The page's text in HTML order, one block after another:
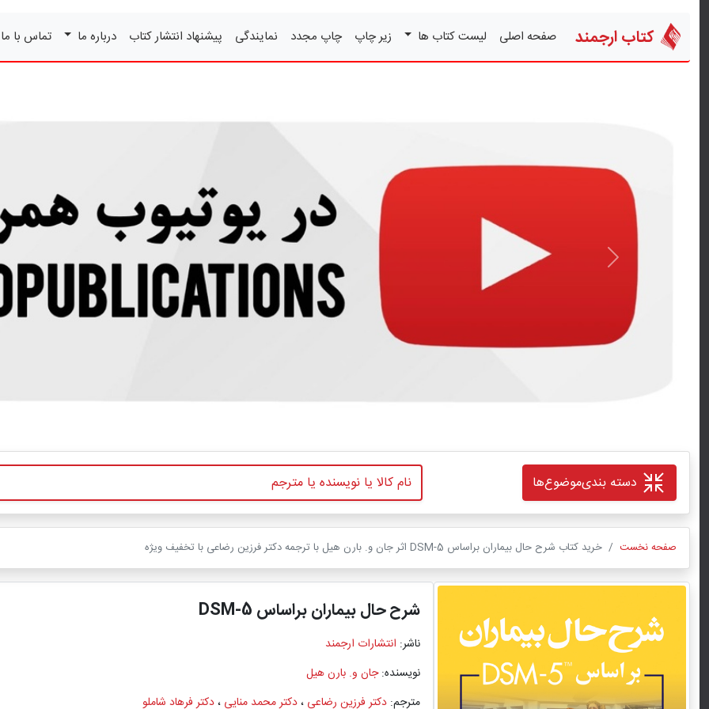
کتاب ارجمند صفحه اصلی لیست کتاب ها زیر چاپ چاپ مجدد نمایندگی پیشنهاد انتشار کتاب درباره ما تماس با
قبلی
دسته بندیموضوع‌ها
صفحه نخست خرید کتاب شرح حال بیماران براساس DSM-5 اثر جان و. بارن هیل با ترجمه دکتر فرزین رضاعی با تخفیف ویژه
شرح حال بیماران براساس DSM-5
ناشر: انتشارات ارجمند
نویسنده:جان و. بارن هیل
مترجم: دکتر فرزین رضاعی ،دکتر محمد منایی ،دکتر فرهاد شاملو